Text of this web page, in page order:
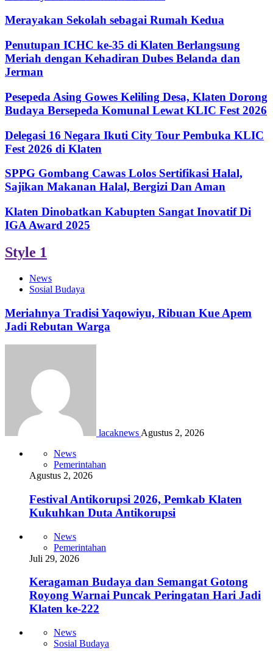
Merayakan Sekolah sebagai Rumah Kedua
Penutupan ICHC ke-35 di Klaten Berlangsung
Meriah dengan Kehadiran Dubes Belanda dan
Jerman
Pesepeda Asing Gowes Keliling Desa, Klaten Dorong
Budaya Bersepeda Komunal Lewat KLIC Fest 2026
Delegasi 16 Negara Ikuti City Tour Pembuka KLIC
Fest 2026 di Klaten
SPPG Gombang Cawas Lolos Sertifikasi Halal,
Sajikan Makanan Halal, Bergizi Dan Aman
Klaten Dinobatkan Kabupten Sangat Inovatif Di
IGA Award 2025
Style 1
News
Sosial Budaya
Meriahnya Tradisi Yaqowiyu, Ribuan Kue Apem
Jadi Rebutan Warga
lacaknews Agustus 2, 2026
News
Pemerintahan
Agustus 2, 2026
Festival Antikorupsi 2026, Pemkab Klaten
Kukuhkan Duta Antikorupsi
News
Pemerintahan
Juli 29, 2026
Keragaman Budaya dan Semangat Gotong
Royong Warnai Puncak Peringatan Hari Jadi
Klaten ke-222
News
Sosial Budaya